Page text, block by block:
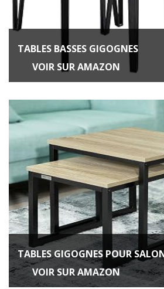
TABLES BASSES GIGOGNES
VOIR SUR AMAZON
TABLES GIGOGNES POUR
VOIR SUR AMAZON